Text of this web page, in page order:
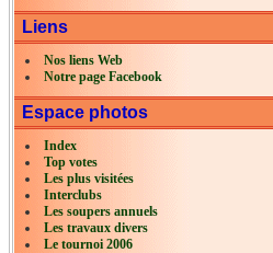
Liens
Nos liens Web
Notre page Facebook
Espace photos
Index
Top votes
Les plus visitées
Interclubs
Les soupers annuels
Les travaux divers
Le tournoi 2006